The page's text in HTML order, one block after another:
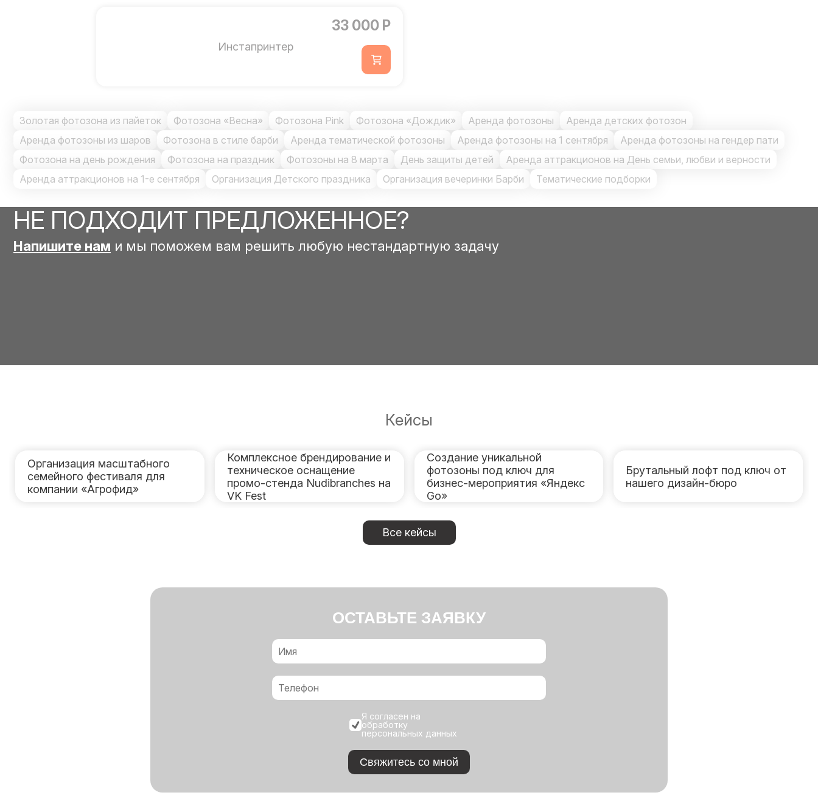
Инстапринтер
33 000 Р
Золотая фотозона из пайеток Фотозона «Весна» Фотозона Pink Фотозона «Дождик» Аренда фотозоны
Аренда детских фотозон
Аренда фотозоны из шаров
Фотозона в стиле барби Аренда тематической фотозоны Аренда фотозоны на 1 сентября
Аренда фотозоны на гендер пати
Фотозона на день рождения
Фотозона на праздник Фотозоны на 8 марта День защиты детей
Аренда аттракционов на День семьи, любви и верности
Аренда аттракционов на 1-е сентября
Организация Детского праздника Организация вечеринки Барби Тематические подборки
НЕ ПОДХОДИТ ПРЕДЛОЖЕННОЕ?
Напишите нам и мы поможем вам решить любую нестандартную задачу
Кейсы
Организация масштабного
семейного фестиваля для
компании «Агрофид»
Комплексное брендирование и
техническое оснащение
промо-стенда Nudibranches на
VK Fest
Создание уникальной
фотозоны под ключ для
бизнес-мероприятия «Яндекс
Go»
Брутальный лофт под ключ от
нашего дизайн-бюро
Все кейсы
ОСТАВЬТЕ ЗАЯВКУ
Я согласен на
обработку
персональных данных
Свяжитесь со мной